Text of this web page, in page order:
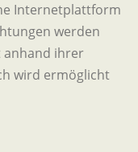
Internetplattform
werden
anhand ihrer
wird ermöglicht